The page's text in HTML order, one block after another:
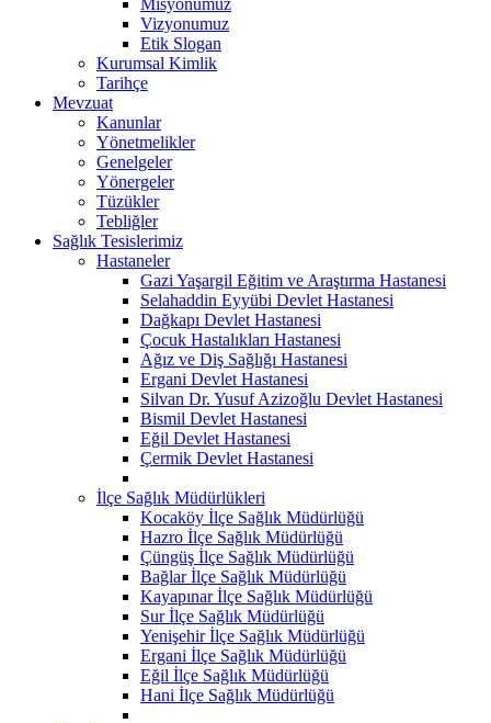
Vizyonumuz
Etik Slogan
Kurumsal Kimlik
Tarihçe
Mevzuat
Kanunlar
Yönetmelikler
Genelgeler
Yönergeler
Tüzükler
Tebliğler
Sağlık Tesislerimiz
Hastaneler
Gazi Yaşargil Eğitim ve Araştırma Hastanesi
Selahaddin Eyyübi Devlet Hastanesi
Dağkapı Devlet Hastanesi
Çocuk Hastalıkları Hastanesi
Ağız ve Diş Sağlığı Hastanesi
Ergani Devlet Hastanesi
Silvan Dr. Yusuf Azizoğlu Devlet Hastanesi
Bismil Devlet Hastanesi
Eğil Devlet Hastanesi
Çermik Devlet Hastanesi
İlçe Sağlık Müdürlükleri
Kocaköy İlçe Sağlık Müdürlüğü
Hazro İlçe Sağlık Müdürlüğü
Çüngüş İlçe Sağlık Müdürlüğü
Bağlar İlçe Sağlık Müdürlüğü
Kayapınar İlçe Sağlık Müdürlüğü
Sur İlçe Sağlık Müdürlüğü
Yenişehir İlçe Sağlık Müdürlüğü
Ergani İlçe Sağlık Müdürlüğü
Eğil İlçe Sağlık Müdürlüğü
Hani İlçe Sağlık Müdürlüğü